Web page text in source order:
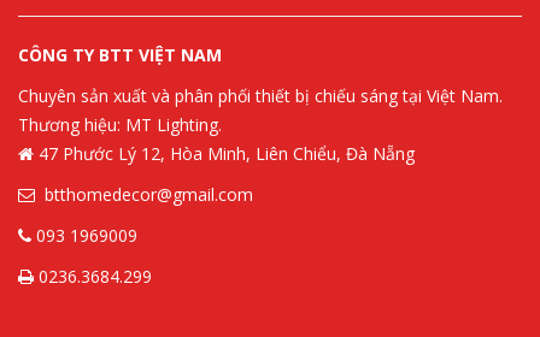
CÔNG TY BTT VIỆT NAM
Chuyên sản xuất và phân phối thiết bị chiếu sáng tại Việt Nam.
Thương hiệu: MT Lighting.
47 Phước Lý 12, Hòa Minh, Liên Chiểu, Đà Nẵng
btthomedecor@gmail.com
093 1969009
0236.3684.299